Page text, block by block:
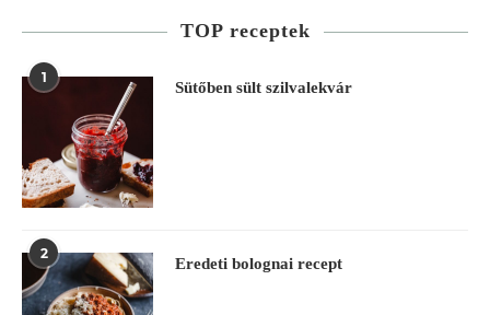
TOP receptek
1
Sütőben sült szilvalekvár
2
Eredeti bolognai recept